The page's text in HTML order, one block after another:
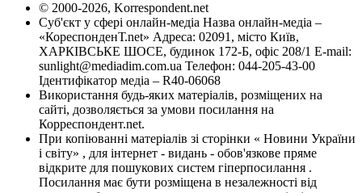
© 2000-2026, Korrespondent.net
Суб'єкт у сфері онлайн-медіа Назва онлайн-медіа –
«КореспонденТ.net» Адреса: 02091, місто Київ,
ХАРКІВСЬКЕ ШОСЕ, будинок 172-Б, офіс 208/1 E-mail:
sunlight@mediadim.com.ua Телефон: 044-205-43-00
Ідентифікатор медіа – R40-06068
Використання будь-яких матеріалів, розміщених на
сайті, дозволяється за умови посилання на
Корреспондент.net.
При копіюванні матеріалів зі сторінки « Новини України
і світу» , для інтернет - видань - обов'язкове пряме
відкрите для пошукових систем гіперпосилання .
Посилання має бути розміщена в незалежності від